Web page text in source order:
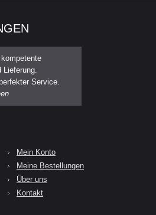
Service.
Mein Konto
Meine Bestellungen
Über uns
Kontakt